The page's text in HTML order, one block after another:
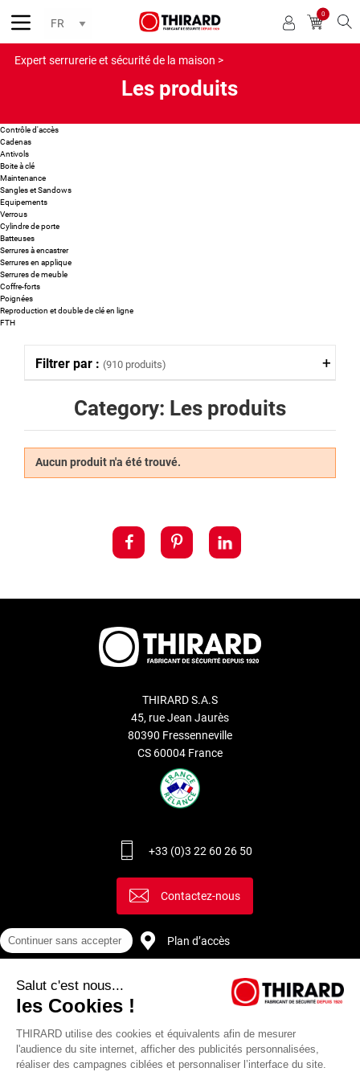
0
Expert serrurerie et sécurité de la maison >
Les produits
Contrôle d'accès
Cadenas
Antivols
Boite à clé
Maintenance
Sangles et Sandows
Equipements
Verrous
Cylindre de porte
Batteuses
Serrures à encastrer
Serrures en applique
Serrures de meuble
Coffre-forts
Poignées
Reproduction et double de clé en ligne
FTH
Category: Les produits
Aucun produit n'a été trouvé.
Filtrer par : (910 produits)
THIRARD S.A.S
45, rue Jean Jaurès
80390 Fressenneville
CS 60004 France
+33 (0)3 22 60 26 50
Contactez-nous
Plan d’accès
Continuer sans accepter
Salut c'est nous...
les Cookies !
THIRARD utilise des cookies et équivalents afin de mesurer
l'audience du site internet, afficher des publicités personnalisées,
réaliser des campagnes ciblées et personnaliser l’interface du site.